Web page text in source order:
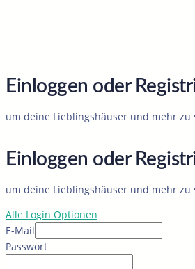
Einloggen oder
um deine Lieblingshäuser und mehr zu
Einloggen oder
um deine Lieblingshäuser und mehr zu
Alle Login Optionen
E-Mail
Passwort